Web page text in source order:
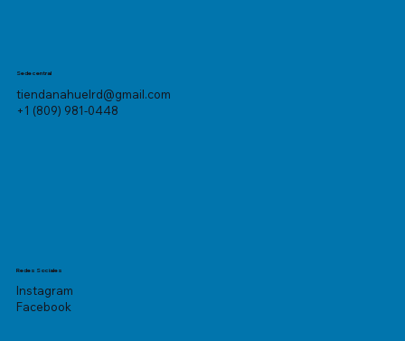
Sede central
tiendanahuelrd@gmail.com
+1 (809) 981-0448
Redes Sociales
Instagram
Facebook